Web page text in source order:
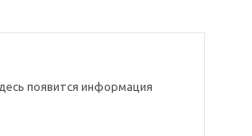
появится информация